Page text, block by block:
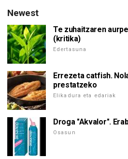
Newest
Te zuhaitzaren
(kritika)
Edertasuna
Errezeta catfish.
prestatzeko
Elikadura eta edariak
Droga "Akvalor".
Osasun